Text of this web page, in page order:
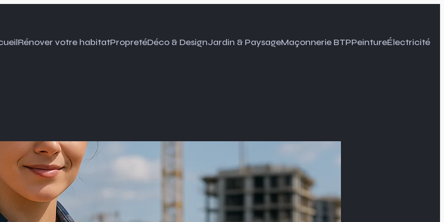
Rénover votre habitatPropretéDéco & DesignJardin & PaysageMaçonnerie BTPPeintureÉlectricité